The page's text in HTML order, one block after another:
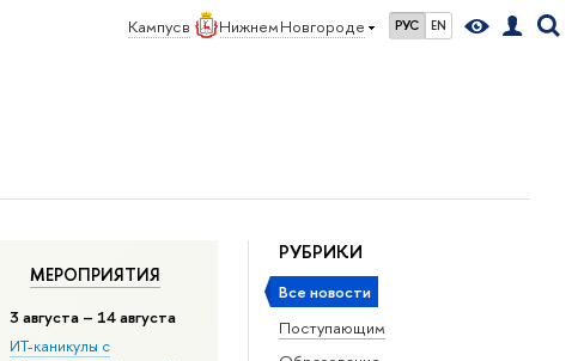
Кампус в Нижнем Новгороде РУС EN
РУБРИКИ
Все новости
Поступающим
МЕРОПРИЯТИЯ
3 августа – 14 августа
ИТ-каникулы с